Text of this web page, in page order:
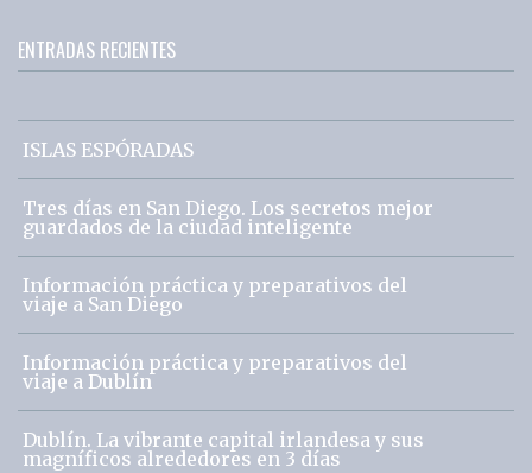
ENTRADAS RECIENTES
ISLAS ESPÓRADAS
Tres días en San Diego. Los secretos mejor
guardados de la ciudad inteligente
Información práctica y preparativos del
viaje a San Diego
Información práctica y preparativos del
viaje a Dublín
Dublín. La vibrante capital irlandesa y sus
magníficos alrededores en 3 días